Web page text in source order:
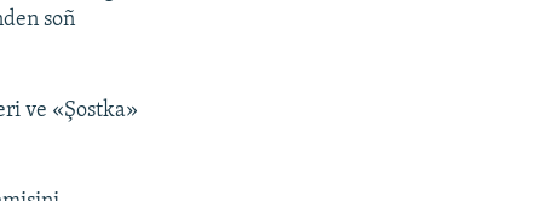
soñ
ve «Şostka»